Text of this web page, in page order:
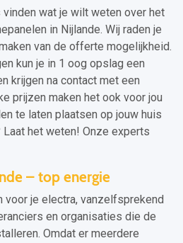
wat je wilt weten over het
in Nijlande. Wij raden je
van de offerte mogelijkheid.
kun je in 1 oog opslag een
krijgen na contact met een
prijzen maken het ook voor jou
te laten plaatsen op jouw huis
het weten! Onze experts
– top energie
voor je electra, vanzelfsprekend
en organisaties die de
Omdat er meerdere